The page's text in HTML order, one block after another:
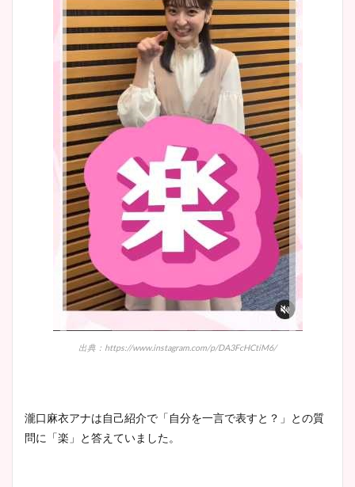
出典：https://www.instagram.com/p/DA3FcHCtiM6/
瀧口麻衣アナは自己紹介で「自分を一言で表すと？」との質
問に「楽」と答えていました。